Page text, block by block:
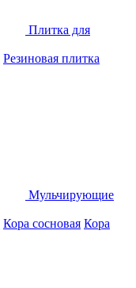
Плитка для
Резиновая плитка
Мульчирующие
Кора сосновая Кора